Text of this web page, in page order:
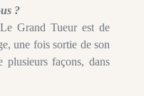
?
Grand Tueur est de
une fois sortie de son
façons, dans